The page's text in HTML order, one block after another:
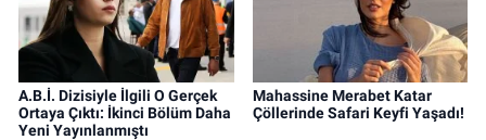
A.B.İ. Dizisiyle İlgili O Gerçek
Ortaya Çıktı: İkinci Bölüm Daha
Yeni Yayınlanmıştı
Mahassine Merabet Katar
Çöllerinde Safari Keyfi Yaşadı!